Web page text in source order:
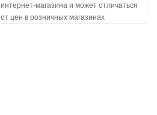
интернет-магазина и может отличаться
от цен в розничных магазинах